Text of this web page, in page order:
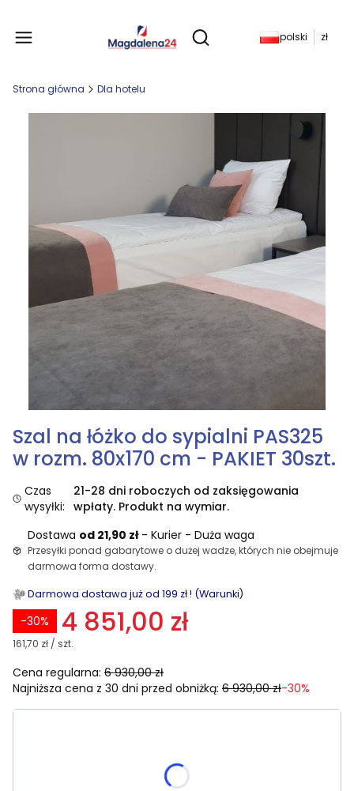
Otwórz wyszukiwarkę
Produkty w
polski zł
Strona główna Dla hotelu
Szal na łóżko do sypialni PAS325
w rozm. 80x170 cm - PAKIET 30szt.
Czas
wysyłki:
21-28 dni roboczych od zaksięgowania
wpłaty. Produkt na wymiar.
Dostawa od 21,90 zł - Kurier - Duża waga
Przesyłki ponad gabarytowe o dużej wadze, których nie obejmuje
darmowa forma dostawy.
Darmowa dostawa już od 199 zł ! (Warunki)
4 851,00 zł
161,70 zł / szt.
Cena regularna: 6 930,00 zł
-30%
Najniższa cena z 30 dni przed obniżką: 6 930,00 zł-30%